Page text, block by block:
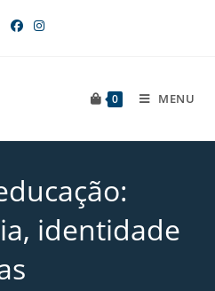
0 MENU
identidade